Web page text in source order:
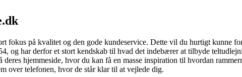
fokus på kvalitet og den gode kundeservice. Dette vil du hurtigt kunne
og har derfor et stort kendskab til hvad det indebærer at tilbyde
hjemmeside, hvor du kan få en masse inspiration til hvordan
over telefonen, hvor de står klar til at vejlede dig.